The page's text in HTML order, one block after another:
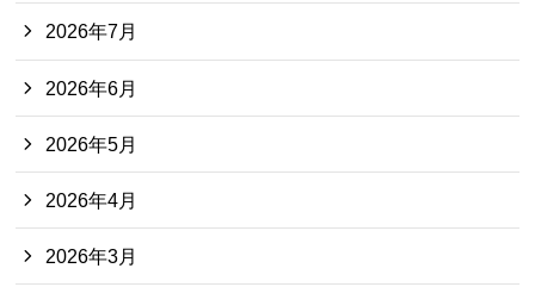
2026年7月
2026年6月
2026年5月
2026年4月
2026年3月